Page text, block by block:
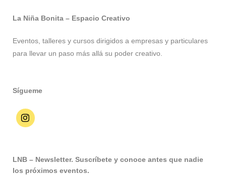
La Niña Bonita – Espacio Creativo
Eventos, talleres y cursos dirigidos a empresas y particulares
para llevar un paso más allá su poder creativo.
Sígueme
LNB – Newsletter. Suscríbete y conoce antes que nadie
los próximos eventos.